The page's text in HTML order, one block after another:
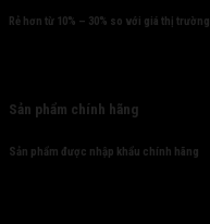
Rẻ hơn từ 10% – 30% so với giá thị trường
Sản phẩm chính hãng
Sản phẩm được nhập khẩu chính hãng